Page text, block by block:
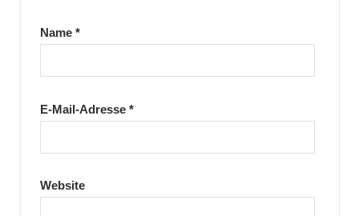
Name *
E-Mail-Adresse *
Website